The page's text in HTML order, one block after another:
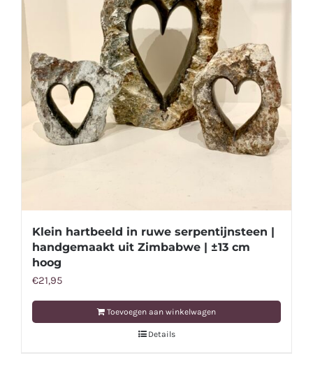
Klein hartbeeld in ruwe serpentijnsteen |
handgemaakt uit Zimbabwe | ±13 cm
hoog
€21,95
Toevoegen aan winkelwagen
Details